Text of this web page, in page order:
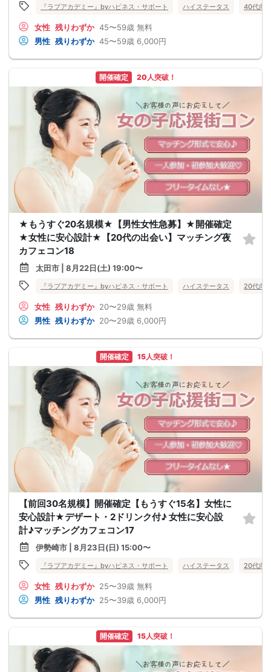
『ラブアカデミー』byハピネス・サポート ハイステータス 40代向
女性 残りわずか 45〜59歳 無料
男性 残りわずか 45〜59歳 6,000円
開催確定 20人突破！
★もうすぐ20名規模★【男性女性急募】★開催確定
★女性に安心設計★【20代の出会い】マッチング夜
カフェコン18
太田市 | 8月22日(土) 19:00〜
『ラブアカデミー』byハピネス・サポート ハイステータス 20代向
女性 残りわずか 20〜29歳 無料
男性 残りわずか 20〜29歳 6,000円
開催確定 15人突破！
【前回30名規模】開催確定【もうすぐ15名】女性に
安心設計★デザート・2ドリンク付♪ 女性に安心設
計♪マッチングカフェコン17
伊勢崎市 | 8月23日(日) 15:00〜
『ラブアカデミー』byハピネス・サポート ハイステータス 20代向
女性 残りわずか 25〜39歳 無料
男性 残りわずか 25〜39歳 6,000円
開催確定 15人突破！